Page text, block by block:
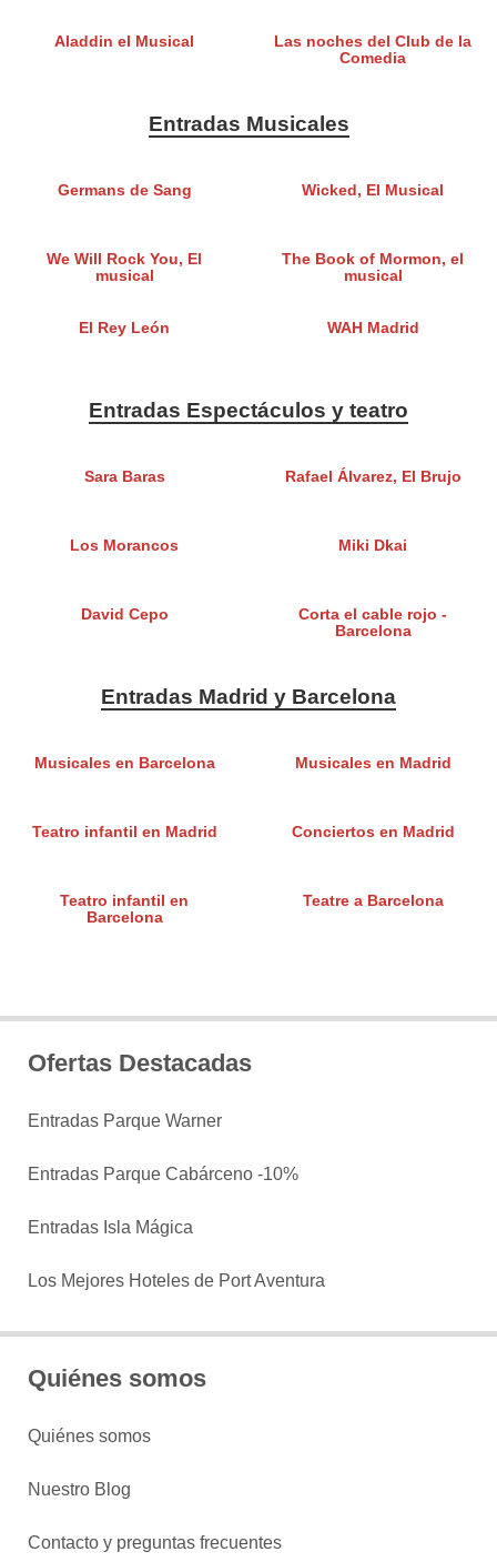
Aladdin el Musical
Las noches del Club de la
Comedia
Entradas Musicales
Germans de Sang Wicked, El Musical
We Will Rock You, El
musical
The Book of Mormon, el
musical
El Rey León WAH Madrid
Entradas Espectáculos y teatro
Sara Baras Rafael Álvarez, El Brujo
Los Morancos Miki Dkai
David Cepo
Corta el cable rojo -
Barcelona
Entradas Madrid y Barcelona
Musicales en Barcelona Musicales en Madrid
Teatro infantil en Madrid Conciertos en Madrid
Teatro infantil en
Barcelona
Teatre a Barcelona
Ofertas Destacadas
Entradas Parque Warner
Entradas Parque Cabárceno -10%
Entradas Isla Mágica
Los Mejores Hoteles de Port Aventura
Quiénes somos
Quiénes somos
Nuestro Blog
Contacto y preguntas frecuentes